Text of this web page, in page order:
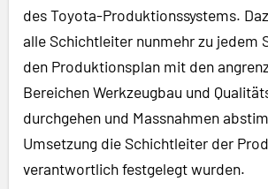
des Toyota-Produktionssystems.
alle Schichtleiter nunmehr zu jedem
den Produktionsplan mit den
Bereichen Werkzeugbau und
durchgehen und Massnahmen
Umsetzung die Schichtleiter der
verantwortlich festgelegt wurden.